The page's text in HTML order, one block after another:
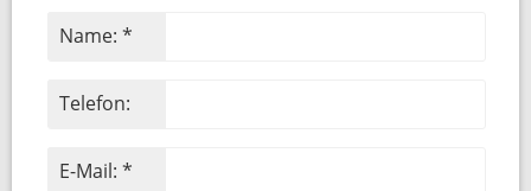
Name: *
Telefon:
E-Mail: *